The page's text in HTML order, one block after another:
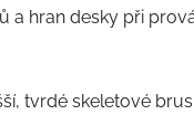
a hran desky při
tvrdé skeletové